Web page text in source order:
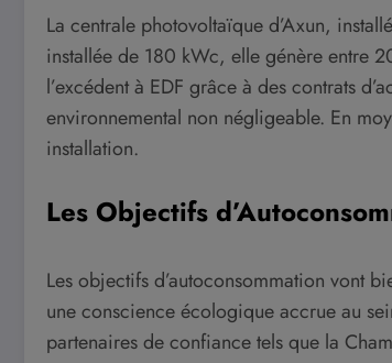
La centrale photovoltaïque d’Axun,
installée de 180 kWc, elle génère entre
l’excédent à EDF grâce à des contrats
environnemental non négligeable. En
installation.
Les Objectifs
Les objectifs d’autoconsommation vont
une conscience écologique accrue au
partenaires de confiance tels que la